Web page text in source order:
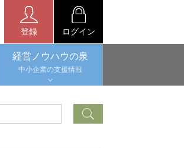
登録 ログイン
経営ノウハウの泉
中小企業の支援情報